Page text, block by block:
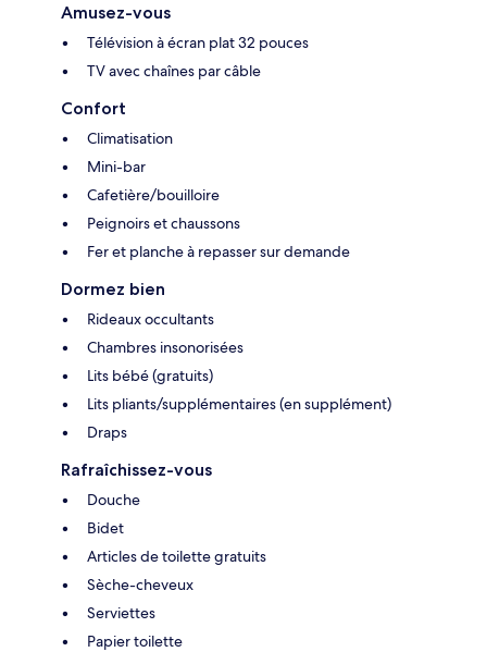
Amusez-vous
Télévision à écran plat 32 pouces
TV avec chaînes par câble
Confort
Climatisation
Mini-bar
Cafetière/bouilloire
Peignoirs et chaussons
Fer et planche à repasser sur demande
Dormez bien
Rideaux occultants
Chambres insonorisées
Lits bébé (gratuits)
Lits pliants/supplémentaires (en supplément)
Draps
Rafraîchissez-vous
Douche
Bidet
Articles de toilette gratuits
Sèche-cheveux
Serviettes
Papier toilette